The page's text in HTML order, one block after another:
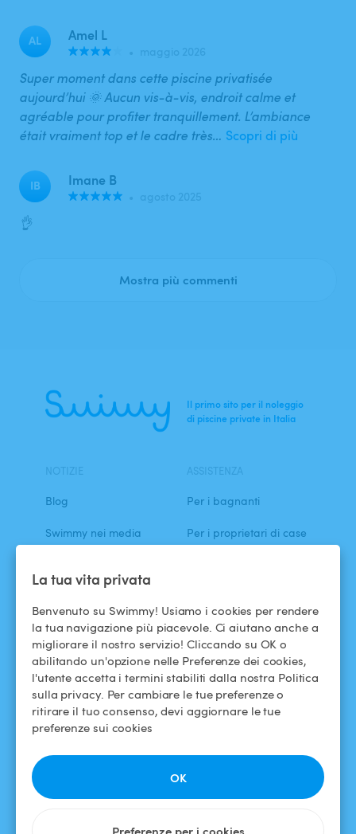
La tua vita privata
Benvenuto su Swimmy! Usiamo i cookies per rendere
la tua navigazione più piacevole. Ci aiutano anche a
migliorare il nostro servizio! Cliccando su OK o
abilitando un'opzione nelle Preferenze dei cookies,
l'utente accetta i termini stabiliti dalla nostra Politica
sulla privacy. Per cambiare le tue preferenze o
ritirare il tuo consenso, devi aggiornare le tue
preferenze sui cookies
Preferenze per i cookies
OK
AL Amel L
Super moment dans cette piscine privatisée
aujourd’hui 🌞 Aucun vis-à-vis, endroit calme et
agréable pour profiter tranquillement. L’ambiance
était vraiment top et le cadre très… Scopri di più
IB Imane B
👌
Mostra più commenti
Il primo sito per il noleggio
di piscine private in Italia
Blog
Swimmy nei media
Per i bagnanti
Per i proprietari di case
ASSISTENZA
Centro assistenza
Termini e condizioni
d'uso
Politica di
Avviso legale
SEGUICI
Facebook
Instagram